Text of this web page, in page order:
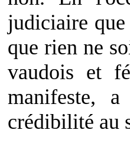
judiciaire
que rien ne
vaudois et
manifeste,
crédibilité au